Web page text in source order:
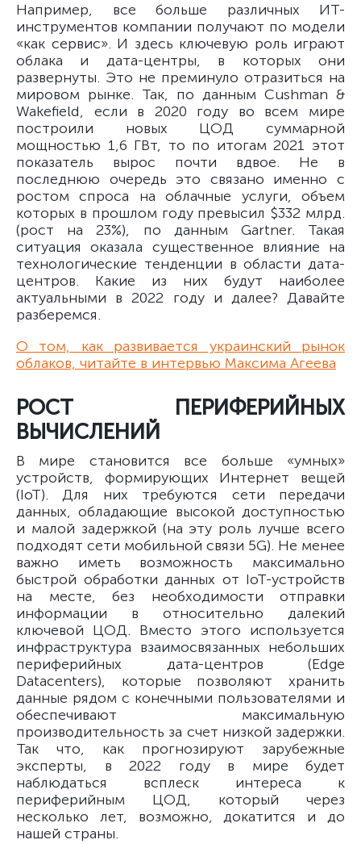
Например, все больше различных ИТ-
инструментов компании получают по модели
«как сервис». И здесь ключевую роль играют
облака и дата-центры, в которых они
развернуты. Это не преминуло отразиться на
мировом рынке. Так, по данным Cushman &
Wakefield, если в 2020 году во всем мире
построили новых ЦОД суммарной
мощностью 1,6 ГВт, то по итогам 2021 этот
показатель вырос почти вдвое. Не в
последнюю очередь это связано именно с
ростом спроса на облачные услуги, объем
которых в прошлом году превысил $332 млрд.
(рост на 23%), по данным Gartner. Такая
ситуация оказала существенное влияние на
технологические тенденции в области дата-
центров. Какие из них будут наиболее
актуальными в 2022 году и далее? Давайте
разберемся.
О том, как развивается украинский рынок
облаков, читайте в интервью Максима Агеева
РОСТ ПЕРИФЕРИЙНЫХ
ВЫЧИСЛЕНИЙ
В мире становится все больше «умных»
устройств, формирующих Интернет вещей
(IoT). Для них требуются сети передачи
данных, обладающие высокой доступностью
и малой задержкой (на эту роль лучше всего
подходят сети мобильной связи 5G). Не менее
важно иметь возможность максимально
быстрой обработки данных от IoT-устройств
на месте, без необходимости отправки
информации в относительно далекий
ключевой ЦОД. Вместо этого используется
инфраструктура взаимосвязанных небольших
периферийных дата-центров (Edge
Datacenters), которые позволяют хранить
данные рядом с конечными пользователями и
обеспечивают максимальную
производительность за счет низкой задержки.
Так что, как прогнозируют зарубежные
эксперты, в 2022 году в мире будет
наблюдаться всплеск интереса к
периферийным ЦОД, который через
несколько лет, возможно, докатится и до
нашей страны.